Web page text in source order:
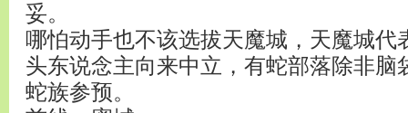
妥。
哪怕动手也不该选拔天魔城，天魔城代
头东说念主向来中立，有蛇部落除非脑
蛇族参预。